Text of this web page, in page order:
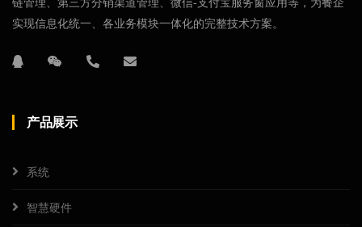
实现信息化统一、各业务模块一体化的完整技术方案。
产品展示
系统
智慧硬件